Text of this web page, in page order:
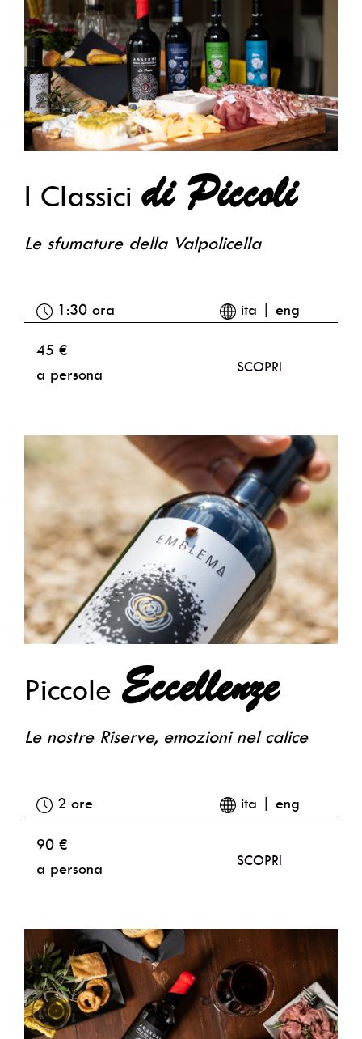
I Classici di Piccoli
Le sfumature della Valpolicella
1:30 ora ita | eng
45 €
a persona
SCOPRI
Piccole Eccellenze
Le nostre Riserve, emozioni nel calice
2 ore ita | eng
90 €
a persona
SCOPRI